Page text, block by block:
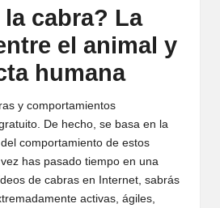
cabra? La
el animal y
humana
y comportamientos
De hecho, se basa en la
comportamiento de estos
has pasado tiempo en una
de cabras en Internet, sabrás
activas, ágiles,